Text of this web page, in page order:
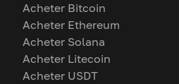
Acheter Bitcoin
Acheter Ethereum
Acheter Solana
Acheter Litecoin
Acheter USDT